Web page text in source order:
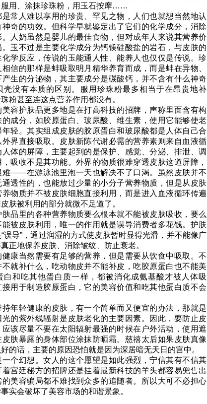
服用、涂抹珍珠粉，用玉石按摩……
常人难以享用的珍贵、罕见之物，人们也就想当然地认
神奇的功效。但科学早就鉴定出了它们的化学成分，消除
。人奶虽然是婴儿的最佳食物，但对成年人来说其营养价
玉不过是主要化学成分为钙镁硅酸盐的岩石，与皮肤的
学反应，传说的玉能通人性、能养人也仅仅是传说。珍
信的那样是蚌吸取明月精华养育而成，而是蚌在异物、
生的分泌物，其主要成分是碳酸钙，并不含有什么神奇
壳没有本质的区别。服用珍珠粉最多相当于在昂贵地补
粉甚至连这点营养作用都没有。
容护肤品更多地是在打高科技的招牌，声称里面含有构
的成分，如胶原蛋白、玻尿酸、维生素，使用它能够使老
轻。其实组成皮肤的胶原蛋白和玻尿酸都是人体自己合
外界直接吸取。皮肤新陈代谢必需的营养素则来自血液循
体的屏障，主要起到的是保护、感觉、分泌、排泄、调
吸收不是其功能。外界的物质很难穿透皮肤这道屏障，
难——在游泳池里泡一天也解决不了口渴。虽然皮肤并不
通透性的，也能放过少量的小分子营养物质，但是从皮肤
物质并不被皮肤细胞直接利用，而是进入血液循环传遍
肤被利用的部分就微不足道了。
肤品里的各种营养物质要么根本就不能被皮肤吸收，要么
被皮肤利用，唯一的作用就是误导消费者多花钱。护肤
误导”，通过润湿的方式使皮肤暂时显得光滑，并不能像广
正地保养皮肤、消除皱纹、防止衰老。
康当然需要有足够的营养，但是需要从饮食中吸取。不
就补什么，吃动物皮并不能补皮，吃胶原蛋白也不能美
白和吃其他蛋白质一样，都被消化成氨基酸才被人体吸
用于制造胶原蛋白，它的美容价值和吃其他蛋白质不会
年轻健康的皮肤，有一个简单而又便宜的办法，那就是
的紫外线辐射是皮肤老化的主要因素。因此，要防止皮
应该尽量不要在太阳辐射最强的时候在户外活动，使用遮
皮肤暴露的身体部位涂抹防晒霜。慈禧太后如果皮肤真像
的话，主要的原因恐怕就是因为深居暗无天日的宫中。
一个幻想。女人的这个愿望是如此强烈，宁信其有不信其
宫廷秘方的招牌还是挂着最新科技的羊头都容易兜售出
美容骗局都不难找到众多的追随者。所以大可不必担心
实会破坏了美容市场的和谐景象。